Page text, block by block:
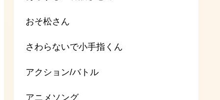
おそ松さん
さわらないで小手指くん
アクション/バトル
アニメソング